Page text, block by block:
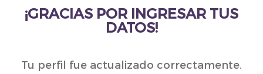
¡GRACIAS POR INGRESAR TUS
DATOS!
Tu perfil fue actualizado correctamente.